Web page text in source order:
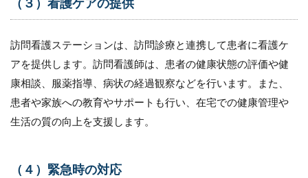
（２）
日常の
援
3.2.1
定期的
なコミ
ュニケ
ーショ
情報共
（３）看護ケアの提供
訪問看護ステーションは、訪問診療と連携して患者に看護ケ
アを提供します。訪問看護師は、患者の健康状態の評価や健
康相談、服薬指導、病状の経過観察などを行います。また、
患者や家族への教育やサポートも行い、在宅での健康管理や
生活の質の向上を支援します。
（４）緊急時の対応